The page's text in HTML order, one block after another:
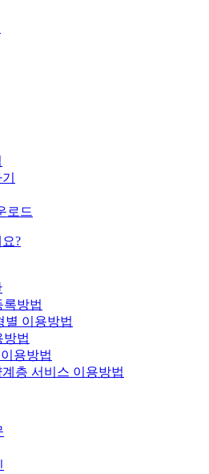
로드
?
록방법
별 이용방법
방법
용방법
층 서비스 이용방법